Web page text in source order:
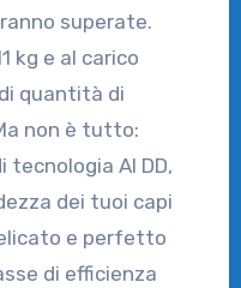
superate.
kg e al carico
quantità di
non è tutto:
AI DD,
dei tuoi capi
e perfetto
di efficienza